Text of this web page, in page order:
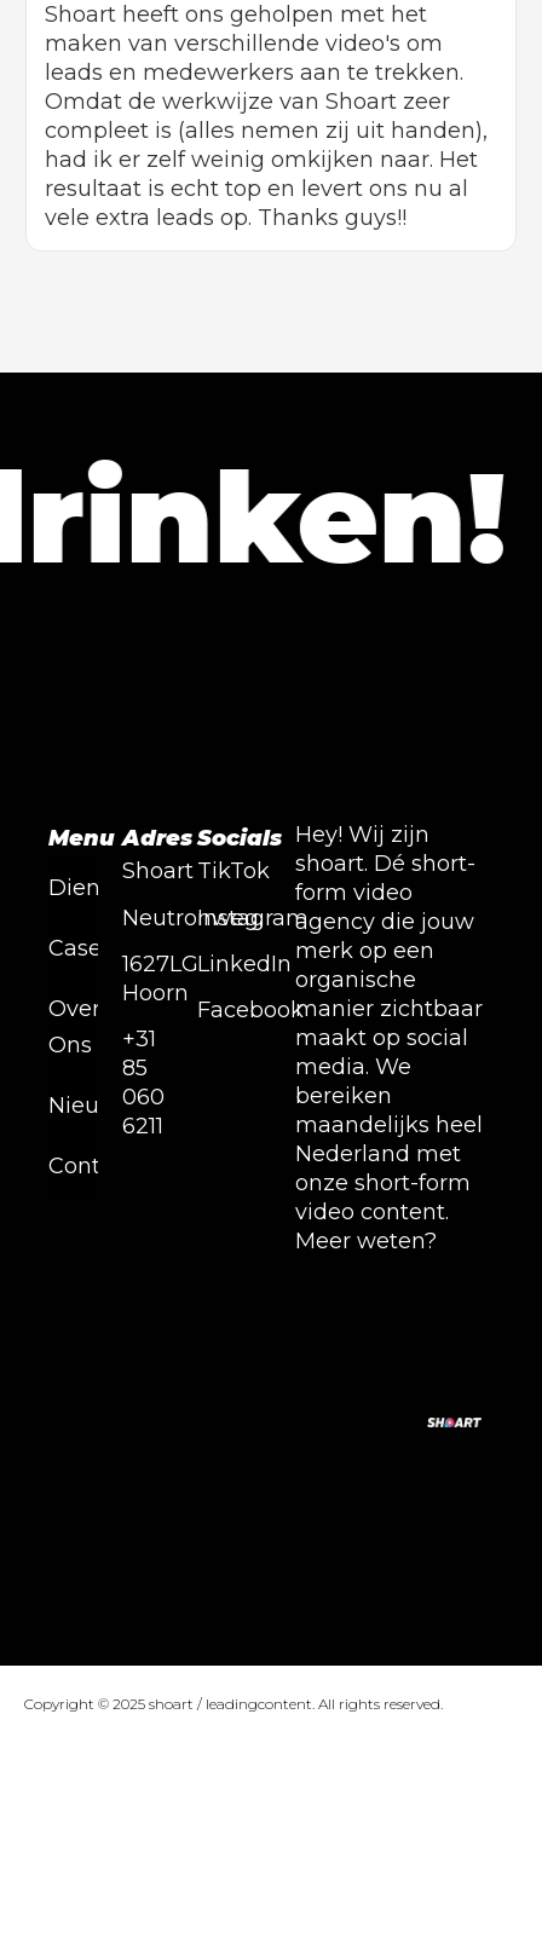
Shoart heeft ons geholpen met het
maken van verschillende video's om
leads en medewerkers aan te trekken.
Omdat de werkwijze van Shoart zeer
compleet is (alles nemen zij uit handen),
had ik er zelf weinig omkijken naar. Het
resultaat is echt top en levert ons nu al
vele extra leads op. Thanks guys!!
Diensten
Cases
Over
Ons
Nieuws
Contact
Menu Adres
Shoart
Neutronweg,
1627LG
Hoorn
+31
85
060
6211
Socials
TikTok
Instagram
LinkedIn
Facebook
Hey! Wij zijn
shoart. Dé short-
form video
agency die jouw
merk op een
organische
manier zichtbaar
maakt op social
media. We
bereiken
maandelijks heel
Nederland met
onze short-form
video content.
Meer weten?
Copyright © 2025 shoart / leadingcontent. All rights reserved.